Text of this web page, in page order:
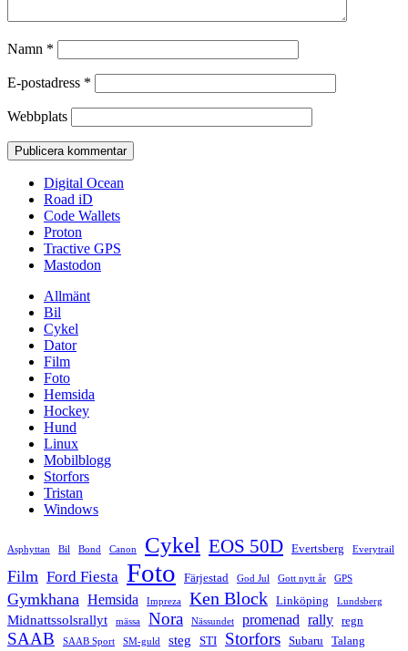
Namn *
E-postadress *
Webbplats
Digital Ocean
Road iD
Code Wallets
Proton
Tractive GPS
Mastodon
Allmänt
Bil
Cykel
Dator
Film
Foto
Hemsida
Hockey
Hund
Linux
Mobilblogg
Storfors
Tristan
Windows
Asphyttan Bil Bond Canon Cykel EOS 50D Evertsberg Everytrail
Film Ford Fiesta Foto Färjestad God Jul Gott nytt år GPS
Gymkhana Hemsida Impreza Ken Block Linköping Lundsberg
Midnattssolsrallyt mässa Nora Nässundet promenad rally regn
SAAB SAAB Sport SM-guld steg STI Storfors Subaru Talang